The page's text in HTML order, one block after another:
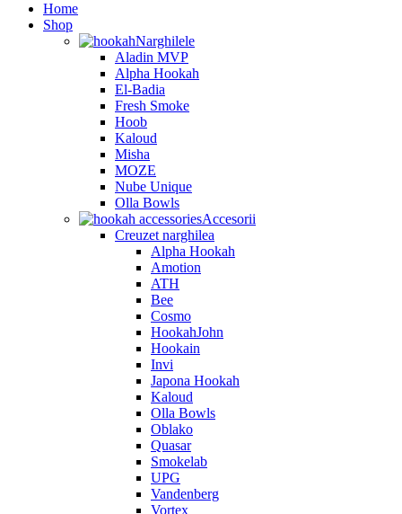
Home
Shop
Narghilele
Aladin MVP
Alpha Hookah
El-Badia
Fresh Smoke
Hoob
Kaloud
Misha
MOZE
Nube Unique
Olla Bowls
Accesorii
Creuzet narghilea
Alpha Hookah
Amotion
ATH
Bee
Cosmo
HookahJohn
Hookain
Invi
Japona Hookah
Kaloud
Olla Bowls
Oblako
Quasar
Smokelab
UPG
Vandenberg
Vortex